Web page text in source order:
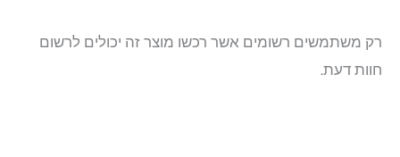
רק משתמשים רשומים אשר רכשו מוצר זה יכולים לרשום
חוות דעת.